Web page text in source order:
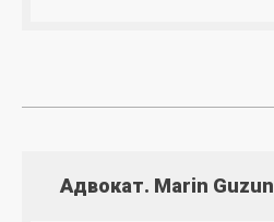
Адвокат. Marin Guzun